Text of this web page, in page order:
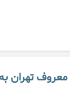
تهران